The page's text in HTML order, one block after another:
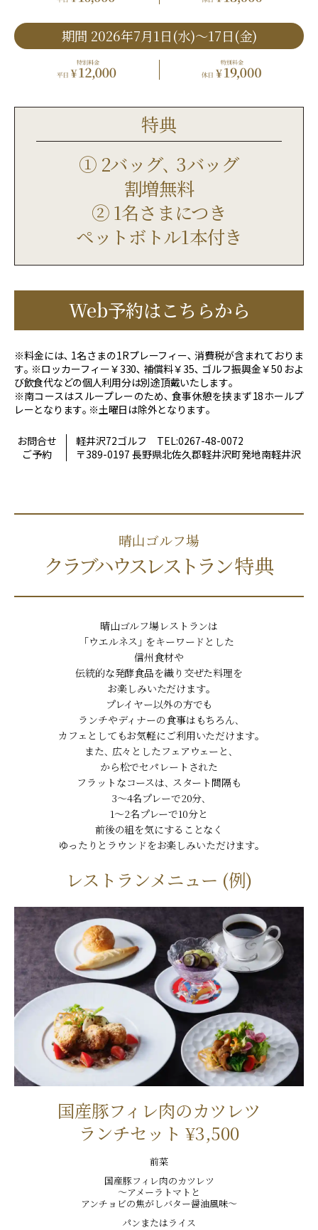
期間 2026年7月1日(水)〜17日(金)
平日 特別料金 ￥12,000
特典
① 2バッグ､ 3バッグ
割増無料
② 1名さまにつき
ペットボトル1本付き
Web予約はこちらから
※料金には､ 1名さまの1Rプレーフィー､ 消費税が含まれておりま
す｡ ※⁠ロッカーフィー￥330､ 補償料￥35､ ゴルフ振興金￥50 およ
び飲食代などの個人利用分は別途頂戴いたします｡
※南コースはスループレーのため､ 食事休憩を挟まず18ホールプ
レーとなります｡ ※⁠土曜日は除外となります｡
お問合せ
ご予約
軽井沢72ゴルフ
TEL:0267-48-0072
〒389-0197 長野県北佐久郡軽井沢町発地南軽井沢
晴山ゴルフ場
クラブハウスレストラン特典
晴山ゴルフ場レストランは
｢ウエルネス｣ をキーワードとした
信州食材や
伝統的な発酵食品を織り交ぜた料理を
お楽しみいただけます｡
プレイヤー以外の方でも
ランチやディナーの食事はもちろん､
カフェとしてもお気軽にご利用いただけます｡
また､ 広々としたフェアウェーと､
から松でセパレートされた
フラットなコースは､ スタート間隔も
3～4名プレーで20分､
1～2名プレーで10分と
前後の組を気にすることなく
ゆったりとラウンドをお楽しみいただけます｡
レストランメニュー (例)
国産豚フィレ肉のカツレツ
ランチセット ¥3,500
前菜
国産豚フィレ肉のカツレツ
～アメーラトマトと
アンチョビの焦がしバター醤油風味～
パンまたはライス